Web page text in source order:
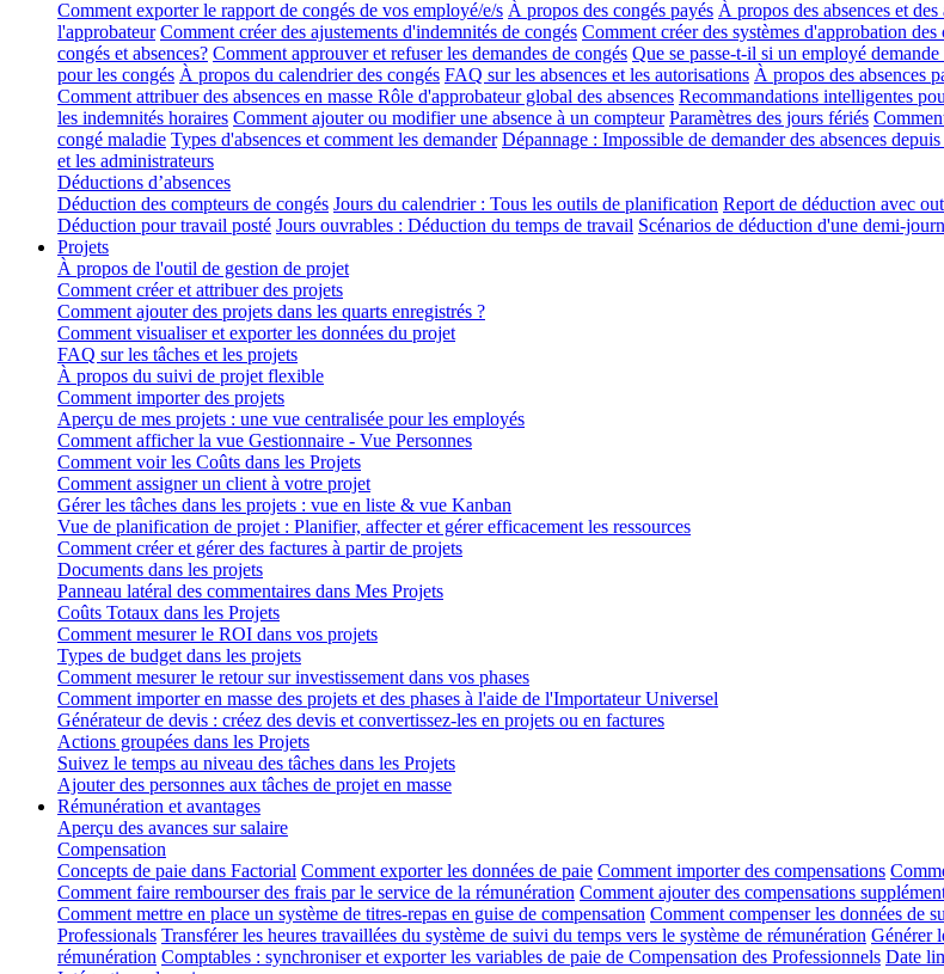
Comment exporter le rapport de congés de vos employé/e/s À propos des congés payés À propos des absences et
l'approbateur Comment créer des ajustements d'indemnités de congés Comment créer des systèmes d'approbation des
congés et absences? Comment approuver et refuser les demandes de congés Que se passe-t-il si un employé
pour les congés À propos du calendrier des congés FAQ sur les absences et les autorisations À propos des absences
Comment attribuer des absences en masse Rôle d'approbateur global des absences Recommandations intelligentes
les indemnités horaires Comment ajouter ou modifier une absence à un compteur Paramètres des jours fériés
congé maladie Types d'absences et comment les demander Dépannage : Impossible de demander des absences
et les administrateurs
Déductions d’absences
Déduction des compteurs de congés Jours du calendrier : Tous les outils de planification Report de déduction avec
Déduction pour travail posté Jours ouvrables : Déduction du temps de travail Scénarios de déduction d'une demi-
Projets
À propos de l'outil de gestion de projet
Comment créer et attribuer des projets
Comment ajouter des projets dans les quarts enregistrés ?
Comment visualiser et exporter les données du projet
FAQ sur les tâches et les projets
À propos du suivi de projet flexible
Comment importer des projets
Aperçu de mes projets : une vue centralisée pour les employés
Comment afficher la vue Gestionnaire - Vue Personnes
Comment voir les Coûts dans les Projets
Comment assigner un client à votre projet
Gérer les tâches dans les projets : vue en liste & vue Kanban
Vue de planification de projet : Planifier, affecter et gérer efficacement les ressources
Comment créer et gérer des factures à partir de projets
Documents dans les projets
Panneau latéral des commentaires dans Mes Projets
Coûts Totaux dans les Projets
Comment mesurer le ROI dans vos projets
Types de budget dans les projets
Comment mesurer le retour sur investissement dans vos phases
Comment importer en masse des projets et des phases à l'aide de l'Importateur Universel
Générateur de devis : créez des devis et convertissez-les en projets ou en factures
Actions groupées dans les Projets
Suivez le temps au niveau des tâches dans les Projets
Ajouter des personnes aux tâches de projet en masse
Rémunération et avantages
Aperçu des avances sur salaire
Compensation
Concepts de paie dans Factorial Comment exporter les données de paie Comment importer des compensations
Comment faire rembourser des frais par le service de la rémunération Comment ajouter des compensations
Comment mettre en place un système de titres-repas en guise de compensation Comment compenser les données de
Professionals Transférer les heures travaillées du système de suivi du temps vers le système de rémunération Générer
rémunération Comptables : synchroniser et exporter les variables de paie de Compensation des Professionnels Date